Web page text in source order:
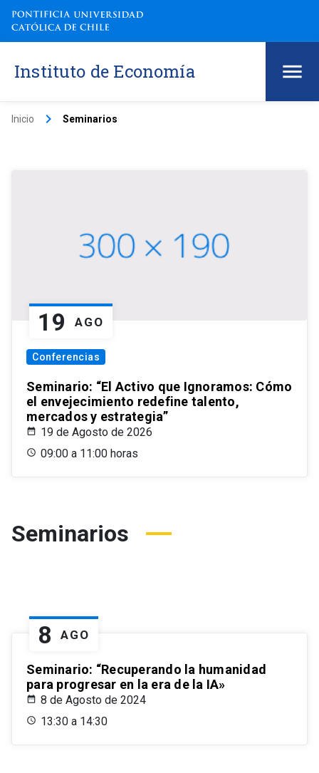
Instituto de Economía
Inicio keyboard_arrow_right Seminarios
19 AGO
Conferencias
Seminario: “El Activo que Ignoramos: Cómo
el envejecimiento redefine talento,
mercados y estrategia”
19 de Agosto de 2026
09:00 a 11:00 horas
Seminarios
8 AGO
Seminario: “Recuperando la humanidad
para progresar en la era de la IA»
8 de Agosto de 2024
13:30 a 14:30